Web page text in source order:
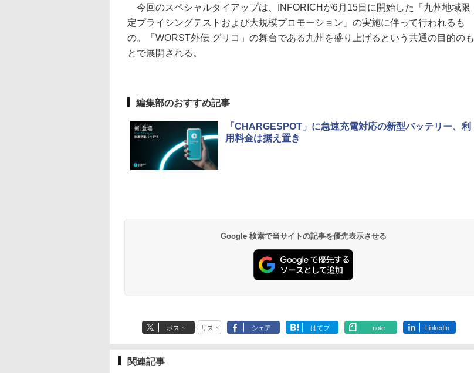
今回のスペシャルタイアップは、INFORICHが6月15日に開始した「九州地域限
定プライシングテストおよび大規模プロモーション」の実施に伴って行われるも
の。「WORST外伝 グリコ」の舞台である九州を盛り上げるという共通の目的のも
とで展開される。
編集部のおすすめ記事
「CHARGESPOT」に急速充電対応の新型バッテリー、利
用料金は据え置き
Google 検索で当サイトの記事を優先表示させる
ポスト リスト シェア はてブ note LinkedIn
関連記事